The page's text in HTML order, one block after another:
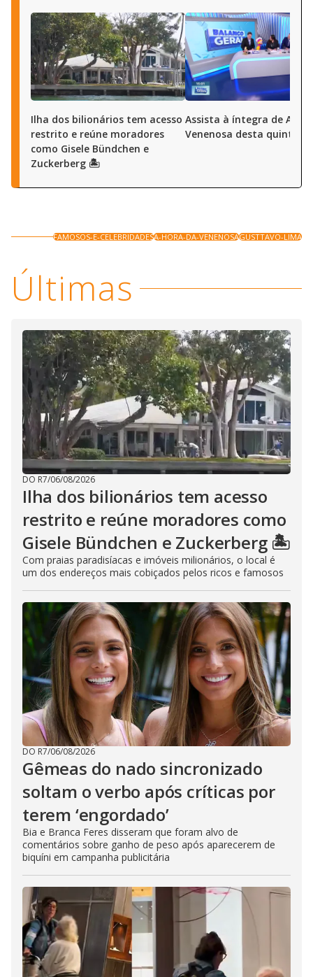
Ilha dos bilionários tem acesso
restrito e reúne moradores
como Gisele Bündchen e
Zuckerberg 🏝️
Assista à íntegra de A
Venenosa desta quinta (6)
FAMOSOS-E-CELEBRIDADESA-HORA-DA-VENENOSAGUSTTAVO-LIMA
Últimas
DO R7/06/08/2026
Ilha dos bilionários tem acesso
restrito e reúne moradores como
Gisele Bündchen e Zuckerberg 🏝️
Com praias paradisíacas e imóveis milionários, o local é
um dos endereços mais cobiçados pelos ricos e famosos
DO R7/06/08/2026
Gêmeas do nado sincronizado
soltam o verbo após críticas por
terem ‘engordado’
Bia e Branca Feres disseram que foram alvo de
comentários sobre ganho de peso após aparecerem de
biquíni em campanha publicitária